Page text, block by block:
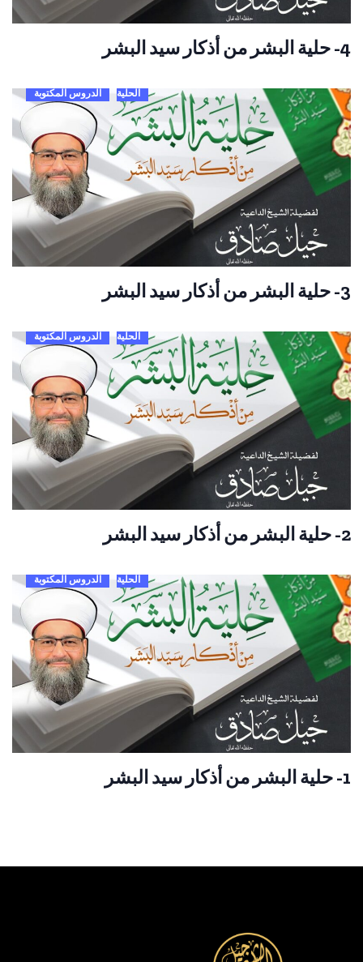
4- حلية البشر من أذكار سيد البشر
الحلية الدروس المكتوبة
3- حلية البشر من أذكار سيد البشر
الحلية الدروس المكتوبة
2- حلية البشر من أذكار سيد البشر
الحلية الدروس المكتوبة
1- حلية البشر من أذكار سيد البشر